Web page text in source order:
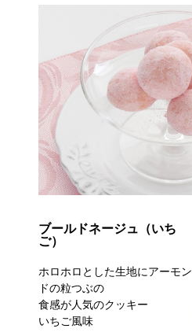
ブールドネージュ（いち
ご）
ホロホロとした生地にアーモン
ドの粒つぶの
食感が人気のクッキー
いちご風味